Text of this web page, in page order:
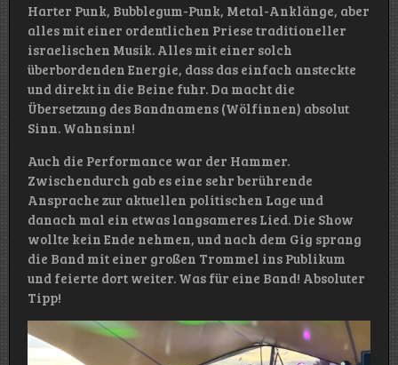
Harter Punk, Bubblegum-Punk, Metal-Anklänge, aber
alles mit einer ordentlichen Priese traditioneller
israelischen Musik. Alles mit einer solch
überbordenden Energie, dass das einfach ansteckte
und direkt in die Beine fuhr. Da macht die
Übersetzung des Bandnamens (Wölfinnen) absolut
Sinn. Wahnsinn!
Auch die Performance war der Hammer.
Zwischendurch gab es eine sehr berührende
Ansprache zur aktuellen politischen Lage und
danach mal ein etwas langsameres Lied. Die Show
wollte kein Ende nehmen, und nach dem Gig sprang
die Band mit einer großen Trommel ins Publikum
und feierte dort weiter. Was für eine Band! Absoluter
Tipp!